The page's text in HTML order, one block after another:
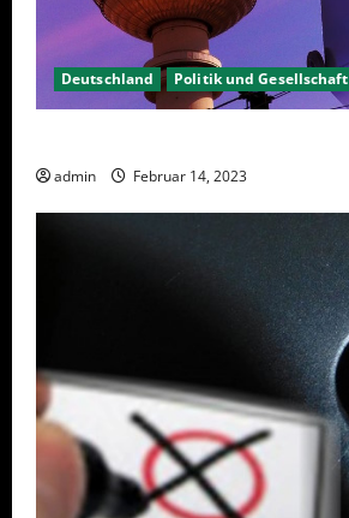
Deutschland Politik und Gesellschaft
admin Februar 14, 2023